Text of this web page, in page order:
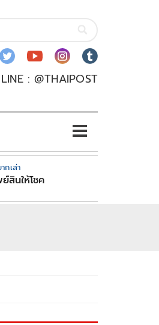
LINE : @THAIPOST
กเล่า
สินให้โชค